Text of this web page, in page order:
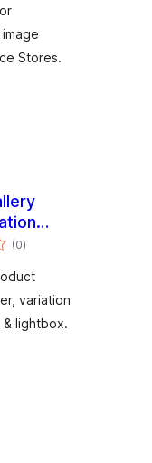
Stores.
(0전
체
점
)
variation
lightbox.